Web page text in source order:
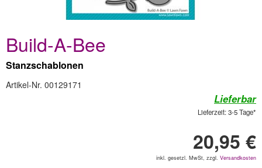
Build-A-Bee
Stanzschablonen
Artikel-Nr. 00129171
Lieferbar
Lieferzeit: 3-5 Tage*
20,95 €
inkl. gesetzl. MwSt, zzgl. Versandkosten